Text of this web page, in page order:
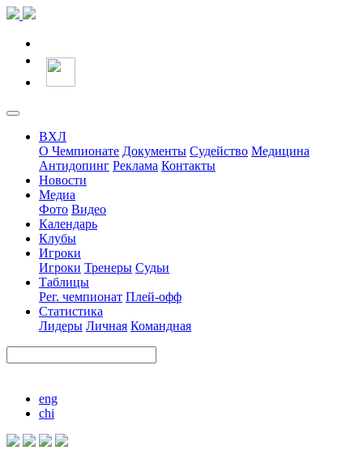
ВХЛ
О Чемпионате Документы Судейство Медицина
Антидопинг Реклама Контакты
Новости
Медиа
Фото Видео
Календарь
Клубы
Игроки
Игроки Тренеры Судьи
Таблицы
Рег. чемпионат Плей-офф
Статистика
Лидеры Личная Командная
eng
chi